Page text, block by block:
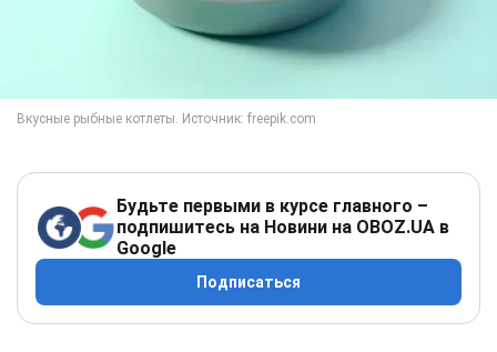
Будьте первыми в курсе главного –
подпишитесь на Новини на OBOZ.UA в
Google
Подписаться